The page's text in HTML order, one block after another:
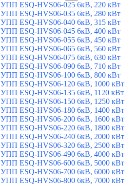
УПП ESQ-HVS06-025 6кВ, 220 кВт
УПП ESQ-HVS06-035 6кВ, 280 кВт
УПП ESQ-HVS06-040 6кВ, 315 кВт
УПП ESQ-HVS06-045 6кВ, 400 кВт
УПП ESQ-HVS06-055 6кВ, 450 кВт
УПП ESQ-HVS06-065 6кВ, 560 кВт
УПП ESQ-HVS06-075 6кВ, 630 кВт
УПП ESQ-HVS06-090 6кВ, 710 кВт
УПП ESQ-HVS06-100 6кВ, 800 кВт
УПП ESQ-HVS06-120 6кВ, 1000 кВт
УПП ESQ-HVS06-135 6кВ, 1120 кВт
УПП ESQ-HVS06-150 6кВ, 1250 кВт
УПП ESQ-HVS06-180 6кВ, 1400 кВт
УПП ESQ-HVS06-200 6кВ, 1600 кВт
УПП ESQ-HVS06-220 6кВ, 1800 кВт
УПП ESQ-HVS06-240 6кВ, 2000 кВт
УПП ESQ-HVS06-320 6кВ, 2500 кВт
УПП ESQ-HVS06-490 6кВ, 4000 кВт
УПП ESQ-HVS06-600 6кВ, 5000 кВт
УПП ESQ-HVS06-700 6кВ, 6000 кВт
УПП ESQ-HVS06-800 6кВ, 7000 кВт